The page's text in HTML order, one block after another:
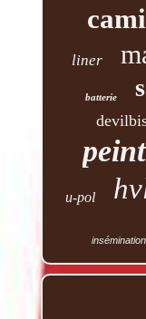
liner
batterie
u-pol
insémination